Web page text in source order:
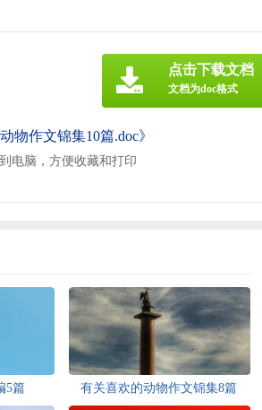
物作文锦集10篇.doc》
电脑，方便收藏和打印
点击下载文档
文档为doc格式
5篇 有关喜欢的动物作文锦集8篇